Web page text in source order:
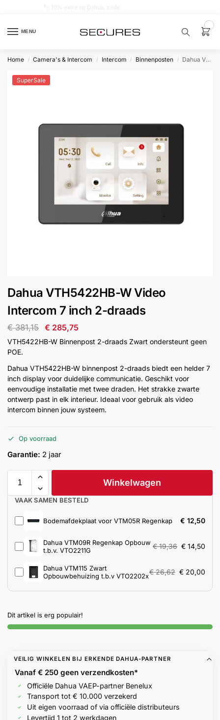
MENU
product…
installatie
&
Intercom
Branddetectie
Inbraakbeveiliging
Merken
Help &
Home / Camera's & Intercom / Intercom / Binnenposten / Dahua VTH5422HB-W Video Intercom 7 inch 2-draads
SuperSale
Dahua VTH5422HB-W Video
Intercom 7 inch 2-draads
€381,15 € 285,75
VTH5422HB-W Binnenpost 2-draads Zwart ondersteunt geen
POE.
Dahua VTH5422HB-W binnenpost 2-draads biedt een helder 7
inch display voor duidelijke communicatie. Geschikt voor
eenvoudige installatie met twee draden. Het strakke zwarte
ontwerp past in elk interieur. Ideaal voor gebruik als video
intercom binnen jouw systeem.
Op voorraad
Garantie: 2 jaar
Winkelwagen
VAAK SAMEN BESTELD
Bodemafdekplaat voor VTM05R Regenkap € 12,50
Dahua VTM09R Regenkap Opbouw
t.b.v. VTO2211G
€19,36 € 14,50
Dahua VTM115 Zwart
Opbouwbehuizing t.b.v VTO2202x€26,62 € 20,00
Dit artikel is erg populair!
VEILIG WINKELEN BIJ ERKENDE DAHUA-PARTNER
Vanaf € 250 geenverzendkosten*
Officiële Dahua VAEP-partner Benelux
Transport tot € 10.000 verzekerd
Uit eigen voorraad of via officiële distributeurs
Levertijd 1 tot 2 werkdagen